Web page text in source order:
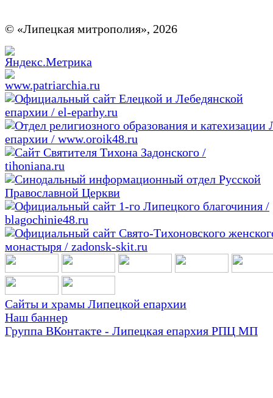
© «Липецкая митрополия», 2026
Сайты и храмы Липецкой епархии
Наш баннер
Группа ВКонтакте - Липецкая епархия РПЦ МП